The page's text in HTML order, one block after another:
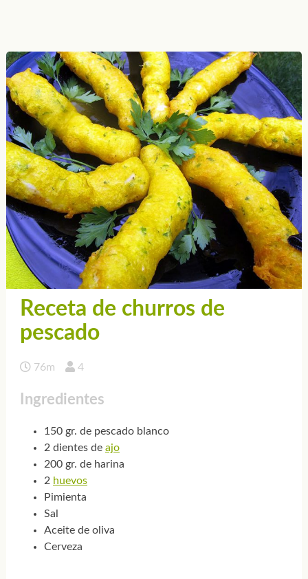
Receta de churros de
pescado
76m 4
Ingredientes
150 gr. de pescado blanco
2 dientes de ajo
200 gr. de harina
2 huevos
Pimienta
Sal
Aceite de oliva
Cerveza